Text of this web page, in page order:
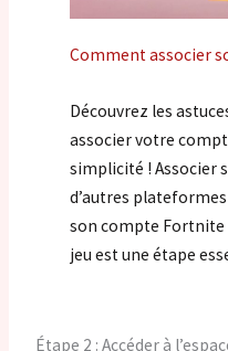
Comment associer
Découvrez les
associer votre
simplicité ! Associer
d’autres plateformes
son compte Fortnite
jeu est une étape
Étape 2 : Accéder à